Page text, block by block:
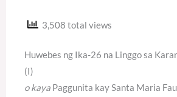
3,508 total views
Huwebes ng Ika-26 na Linggo sa
(I)
o kaya Paggunita kay Santa Maria